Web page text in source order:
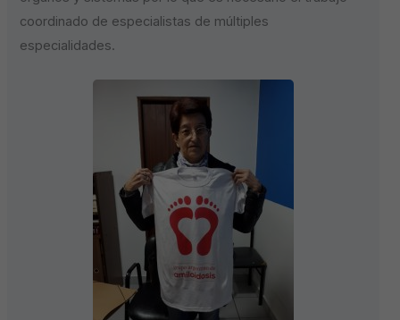
coordinado de especialistas de múltiples
especialidades.